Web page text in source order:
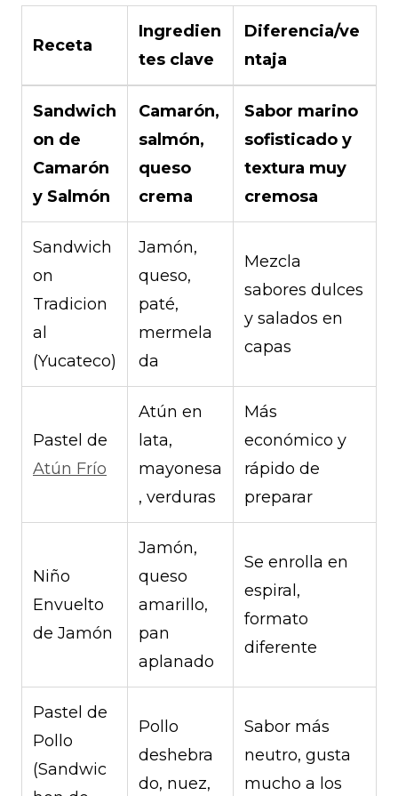
Receta
Ingredien
tes clave
Diferencia/ve
ntaja
Sandwich
on de
Camarón
y Salmón
Camarón,
salmón,
queso
crema
Sabor marino
sofisticado y
textura muy
cremosa
Sandwich
on
Tradicion
al
(Yucateco)
Jamón,
queso,
paté,
mermela
da
Mezcla
sabores dulces
y salados en
capas
Pastel de
Atún Frío
Atún en
lata,
mayonesa
, verduras
Más
económico y
rápido de
preparar
Niño
Envuelto
de Jamón
Jamón,
queso
amarillo,
pan
aplanado
Se enrolla en
espiral,
formato
diferente
Pastel de
Pollo
(Sandwic
Pollo
deshebra
do, nuez,
Sabor más
neutro, gusta
mucho a los